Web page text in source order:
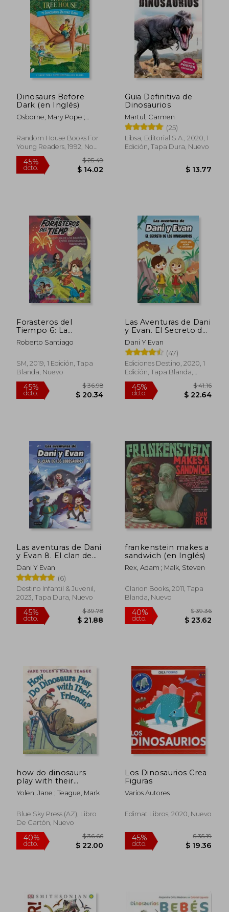
45%
dcto. $ 21.88
45%
dcto.
Dinosaurs Before
Dark (en Inglés)
Osborne, Mary Pope ;
Random House Books For
Young Readers, 1992, No
Edición, Tapa Blanda,
Nuevo
45%
dcto. $ 14.02
Guia Definitiva de
Dinosaurios
Martul, Carmen
(25)
Libsa, Editorial S.A., 2020, 1
Edición, Tapa Dura, Nuevo
$
Forasteros del
Tiempo 6: La
Aventura de los
Balbuena Entre Dino_
Roberto Santiago
SM, 2019, 1 Edición, Tapa
Blanda, Nuevo
45%
dcto.
$ 36.98
$ 20.34
Las Aventuras de Dani
y Evan. El Secreto de
los Dinosaurios
Dani Y Evan
(47)
Ediciones Destino, 2020, 1
Edición, Tapa Blanda,
Nuevo
45%
dcto. $
Las aventuras de Dani
y Evan 8. El clan de
los Lobosaurios
Dani Y Evan
(6)
Destino Infantil & Juvenil,
2023, Tapa Dura, Nuevo
frankenstein makes a
sandwich (en Inglés)
Rex, Adam ; Malk, Steven
Clarion Books, 2011, Tapa
Blanda, Nuevo
how do dinosaurs
play with their
friends? (en Inglés)
Yolen, Jane ; Teague, Mark
Blue Sky Press (AZ), Libro
De Cartón, Nuevo
Los Dinosaurios Crea
Figuras
Varios Autores
Edimat Libros, 2020, Nuevo